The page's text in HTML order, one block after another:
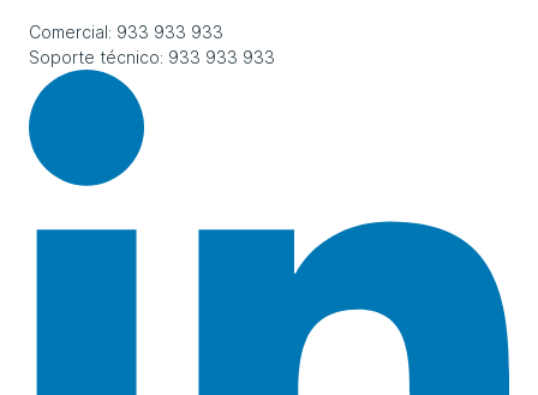
Comercial: 933 933 933
Soporte técnico: 933 933 933